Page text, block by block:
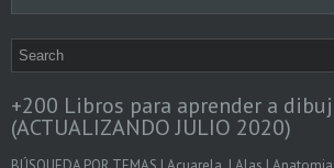
+200 Libros para aprender a
(ACTUALIZANDO JULIO 2020)